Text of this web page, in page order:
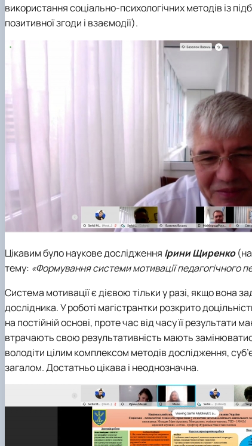
використання соціально-психологічних методів із
позитивної згоди і взаємодії).
Цікавим було наукове дослідження Ірини Щиренко
тему: «Формування системи мотивації педагогічного
Система мотивації є дієвою тільки у разі, якщо вона
дослідника. У роботі магістрантки розкрито
на постійній основі, проте час від часу її
втрачають свою результативність мають
володіти цілим комплексом методів дослідження,
загалом. Достатньо цікава і неоднозначна.